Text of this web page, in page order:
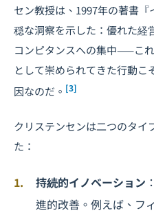
セン教授は、1997年の著書
穏な洞察を示した：優れた経
コンピタンスへの集中——こ
として崇められてきた行動
因なのだ。 [3]
クリステンセンは二つのタイ
た：
持続的イノベーション
進的改善。例えば、フ